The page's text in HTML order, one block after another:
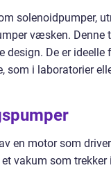
solenoidpumper,
væsken.
De er ideelle
i laboratorier
en motor som
vakum som